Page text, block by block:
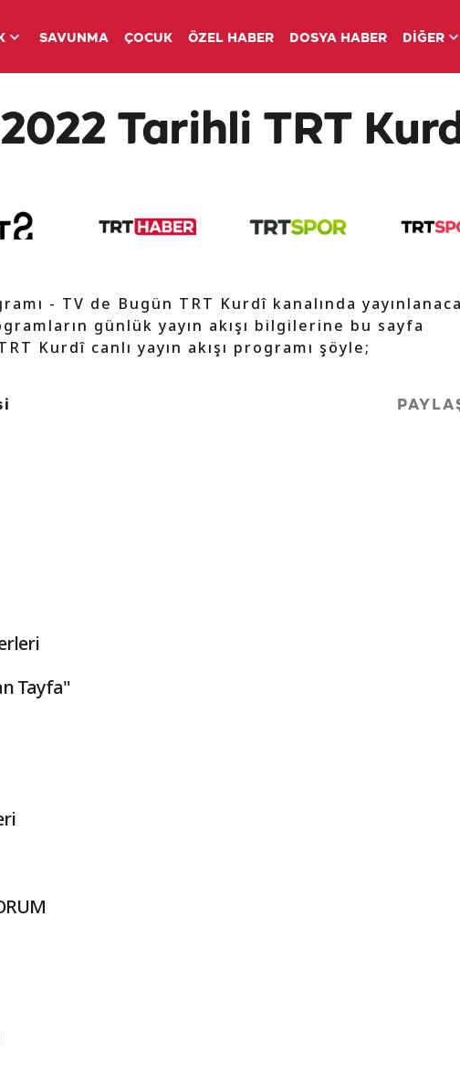
SAVUNMA ÇOCUK ÖZEL HABER DOSYA HABER DİĞER
Tarihli TRT
- TV de Bugün TRT Kurdî kanalında
günlük yayın akışı bilgilerine bu sayfa
Kurdî canlı yayın akışı programı şöyle;
Tayfa"